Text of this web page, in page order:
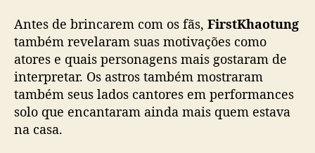
Antes de brincarem com os fãs, FirstKhaotung
também revelaram suas motivações como
atores e quais personagens mais gostaram de
interpretar. Os astros também mostraram
também seus lados cantores em performances
solo que encantaram ainda mais quem estava
na casa.